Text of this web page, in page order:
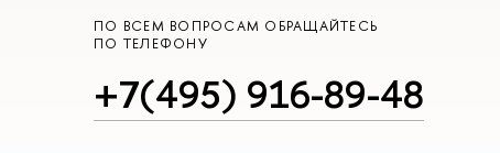
ПО ВСЕМ ВОПРОСАМ ОБРАЩАЙТЕСЬ
ПО ТЕЛЕФОНУ
+7(495) 916-89-48